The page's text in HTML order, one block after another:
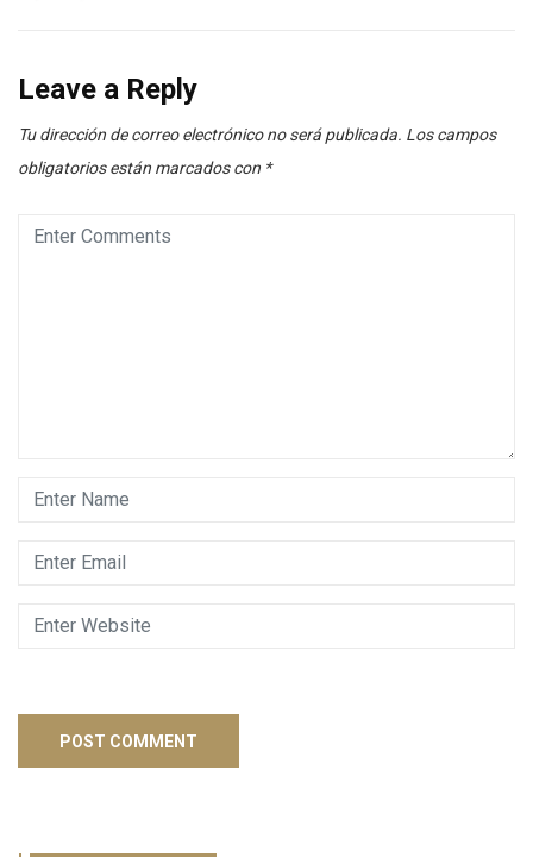
Leave a Reply
Tu dirección de correo electrónico no será publicada. Los campos
obligatorios están marcados con *